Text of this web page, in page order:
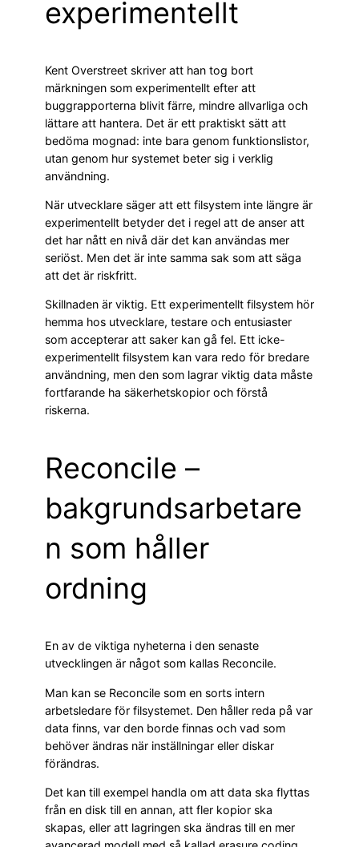
experimentellt
Kent Overstreet skriver att han tog bort
märkningen som experimentellt efter att
buggrapporterna blivit färre, mindre allvarliga och
lättare att hantera. Det är ett praktiskt sätt att
bedöma mognad: inte bara genom funktionslistor,
utan genom hur systemet beter sig i verklig
användning.
När utvecklare säger att ett filsystem inte längre är
experimentellt betyder det i regel att de anser att
det har nått en nivå där det kan användas mer
seriöst. Men det är inte samma sak som att säga
att det är riskfritt.
Skillnaden är viktig. Ett experimentellt filsystem hör
hemma hos utvecklare, testare och entusiaster
som accepterar att saker kan gå fel. Ett icke-
experimentellt filsystem kan vara redo för bredare
användning, men den som lagrar viktig data måste
fortfarande ha säkerhetskopior och förstå
riskerna.
Reconcile –
bakgrundsarbetare
n som håller
ordning
En av de viktiga nyheterna i den senaste
utvecklingen är något som kallas Reconcile.
Man kan se Reconcile som en sorts intern
arbetsledare för filsystemet. Den håller reda på var
data finns, var den borde finnas och vad som
behöver ändras när inställningar eller diskar
förändras.
Det kan till exempel handla om att data ska flyttas
från en disk till en annan, att fler kopior ska
skapas, eller att lagringen ska ändras till en mer